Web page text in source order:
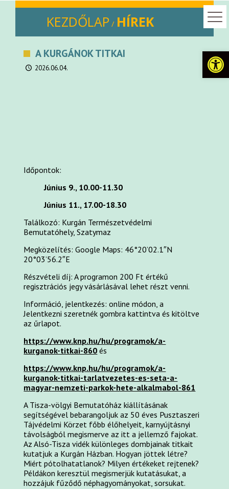
KEZDŐLAP / HÍREK
A KURGÁNOK TITKAI
2026.06.04.
Időpontok:
Június 9., 10.00-11.30
Június 11., 17.00-18.30
Találkozó: Kurgán Természetvédelmi
Bemutatóhely, Szatymaz
Megközelítés: Google Maps: 46°20’02.1″N
20°03’56.2″E
Részvételi díj: A programon 200 Ft értékű
regisztrációs jegy vásárlásával lehet részt venni.
Információ, jelentkezés: online módon, a
Jelentkezni szeretnék gombra kattintva és kitöltve
az űrlapot.
https://www.knp.hu/hu/programok/a-
kurganok-titkai-860 és
https://www.knp.hu/hu/programok/a-
kurganok-titkai-tarlatvezetes-es-seta-a-
magyar-nemzeti-parkok-hete-alkalmabol-861
A Tisza-völgyi Bemutatóház kiállításának
segítségével bebarangoljuk az 50 éves Pusztaszeri
Tájvédelmi Körzet főbb élőhelyeit, karnyújtásnyi
távolságból megismerve az itt a jellemző fajokat.
Az Alsó-Tisza vidék különleges dombjainak titkait
kutatjuk a Kurgán Házban. Hogyan jöttek létre?
Miért pótolhatatlanok? Milyen értékeket rejtenek?
Példákon keresztül megismerjük kutatásukat, a
hozzájuk fűződő néphagyományokat, sorsukat.